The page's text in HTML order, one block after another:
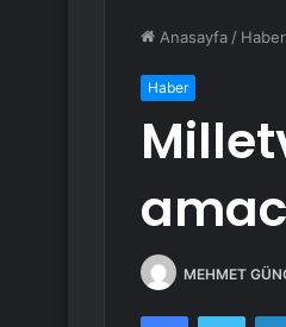
Anasayfa / Haber
Haber
MEHMET
Facebook